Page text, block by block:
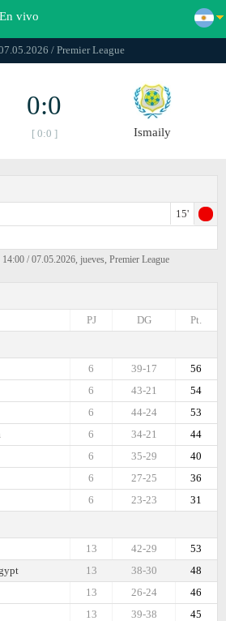
En vivo
/ Premier League
0:0
[ 0:0 ] Ismaily
15'
/ 07.05.2026, jueves, Premier League
Pt.
DG
PJ
56
39-17
6
54
43-21
6
53
44-24
6
44
34-21
6
40
35-29
6
36
27-25
6
31
23-23
6
53
42-29
13
48
38-30
13
46
26-24
13
45
39-38
13